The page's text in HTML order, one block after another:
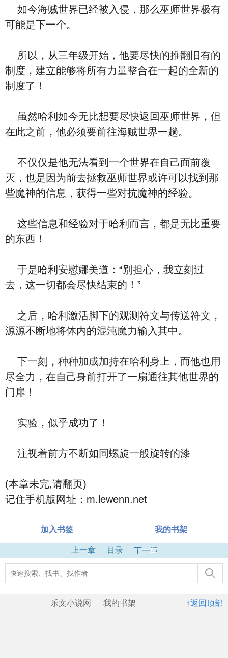
如今海贼世界已经被入侵，那么巫师世界极有
可能是下一个。
所以，从三年级开始，他要尽快的推翻旧有的
制度，建立能够将所有力量整合在一起的全新的
制度了！
虽然哈利如今无比想要尽快返回巫师世界，但
在此之前，他必须要前往海贼世界一趟。
不仅仅是他无法看到一个世界在自己面前覆
灭，也是因为前去拯救巫师世界或许可以找到那
些魔神的信息，获得一些对抗魔神的经验。
这些信息和经验对于哈利而言，都是无比重要
的东西！
于是哈利安慰娜美道：“别担心，我立刻过
去，这一切都会尽快结束的！”
之后，哈利激活脚下的观测符文与传送符文，
源源不断地将体内的混沌魔力输入其中。
下一刻，种种加成加持在哈利身上，而他也用
尽全力，在自己身前打开了一扇通往其他世界的
门扉！
实验，似乎成功了！
注视着前方不断如同螺旋一般旋转的漆
(本章未完,请翻页)
记住手机版网址：m.lewenn.net
加入书签 我的书架
上一章 目录 下一章
↑返回顶部
乐文小说网 我的书架